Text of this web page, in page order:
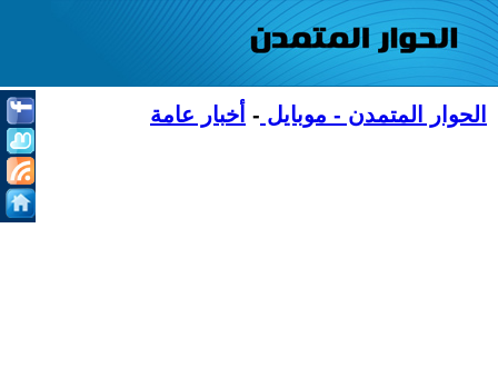
الحوار المتمدن - موبايل - أخبار عامة